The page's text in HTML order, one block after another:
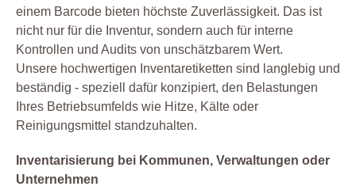
einem Barcode bieten höchste Zuverlässigkeit. Das ist
nicht nur für die Inventur, sondern auch für interne
Kontrollen und Audits von unschätzbarem Wert.
Unsere hochwertigen Inventaretiketten sind langlebig und
beständig - speziell dafür konzipiert, den Belastungen
Ihres Betriebsumfelds wie Hitze, Kälte oder
Reinigungsmittel standzuhalten.
Inventarisierung bei Kommunen, Verwaltungen oder
Unternehmen